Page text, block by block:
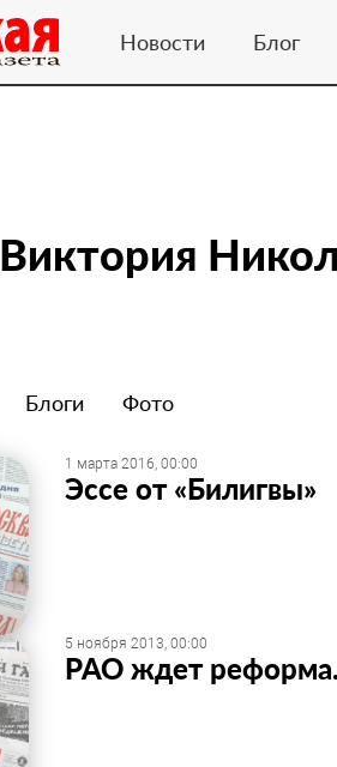
Новости Блог
Виктория
Блоги Фото
1 марта 2016, 00:00
​Эссе от «Билигвы»
5 ноября 2013, 00:00
РАО ждет